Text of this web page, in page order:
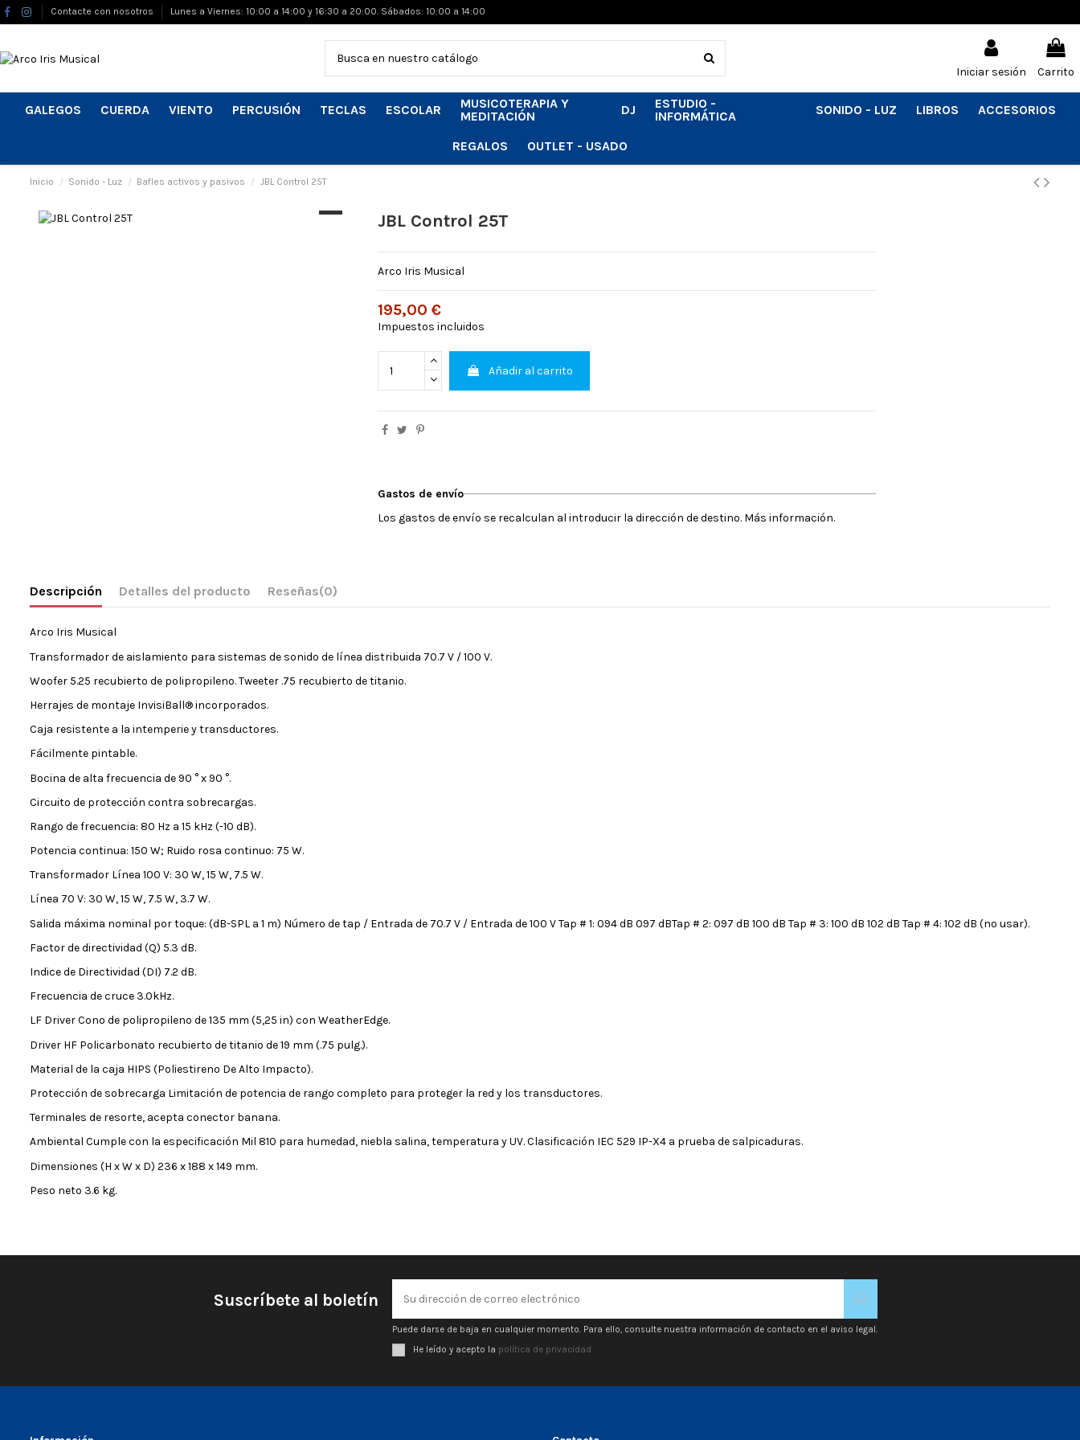
Contacte con nosotros Lunes a Viernes: 10:00 a 14:00 y 16:30 a 20:00. Sábados: 10:00 a 14:00
Iniciar sesión Carrito
GALEGOS CUERDA VIENTO PERCUSIÓN TECLAS ESCOLAR
MUSICOTERAPIA Y
MEDITACIÓN
DJ
ESTUDIO -
INFORMÁTICA
SONIDO - LUZ LIBROS ACCESORIOS
REGALOS OUTLET - USADO
Inicio Sonido - Luz Bafles activos y pasivos JBL Control 25T
JBL Control 25T
Arco Iris Musical
195,00 €
Impuestos incluidos
Añadir al carrito
Gastos de envío
Los gastos de envío se recalculan al introducir la dirección de destino. Más información.
Descripción Detalles del producto Reseñas(0)
Arco Iris Musical
Transformador de aislamiento para sistemas de sonido de línea distribuida 70.7 V / 100 V.
Woofer 5.25 recubierto de polipropileno. Tweeter .75 recubierto de titanio.
Herrajes de montaje InvisiBall® incorporados.
Caja resistente a la intemperie y transductores.
Fácilmente pintable.
Bocina de alta frecuencia de 90 ° x 90 °.
Circuito de protección contra sobrecargas.
Rango de frecuencia: 80 Hz a 15 kHz (-10 dB).
Potencia continua: 150 W; Ruido rosa continuo: 75 W.
Transformador Línea 100 V: 30 W, 15 W, 7.5 W.
Línea 70 V: 30 W, 15 W, 7.5 W, 3.7 W.
Salida máxima nominal por toque: (dB-SPL a 1 m) Número de tap / Entrada de 70.7 V / Entrada de 100 V Tap # 1: 094 dB 097 dBTap # 2: 097 dB 100 dB Tap # 3: 100 dB 102 dB Tap # 4: 102 dB (no usar).
Factor de directividad (Q) 5.3 dB.
Indice de Directividad (DI) 7.2 dB.
Frecuencia de cruce 3.0kHz.
LF Driver Cono de polipropileno de 135 mm (5,25 in) con WeatherEdge.
Driver HF Policarbonato recubierto de titanio de 19 mm (.75 ​​pulg.).
Material de la caja HIPS (Poliestireno De Alto Impacto).
Protección de sobrecarga Limitación de potencia de rango completo para proteger la red y los transductores.
Terminales de resorte, acepta conector banana.
Ambiental Cumple con la especificación Mil 810 para humedad, niebla salina, temperatura y UV. Clasificación IEC 529 IP-X4 a prueba de salpicaduras.
Dimensiones (H x W x D) 236 x 188 x 149 mm.
Peso neto 3.6 kg.
Suscríbete al boletín
Puede darse de baja en cualquier momento. Para ello, consulte nuestra información de contacto en el aviso legal.
He leído y acepto la política de privacidad